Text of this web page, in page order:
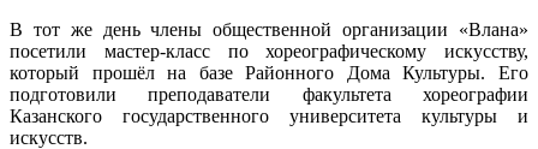
В тот же день члены общественной организации «Влана»
посетили мастер-класс по хореографическому искусству,
который прошёл на базе Районного Дома Культуры. Его
подготовили преподаватели факультета хореографии
Казанского государственного университета культуры и
искусств.